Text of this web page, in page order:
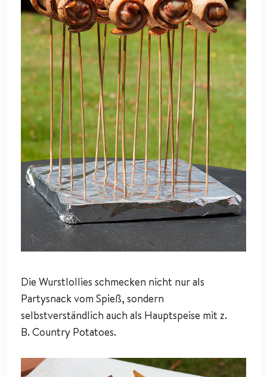
Die Wurstlollies schmecken nicht nur als
Partysnack vom Spieß, sondern
selbstverständlich auch als Hauptspeise mit z.
B. Country Potatoes.